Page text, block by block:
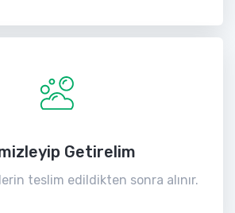
Getirelim
teslim edildikten sonra alınır.